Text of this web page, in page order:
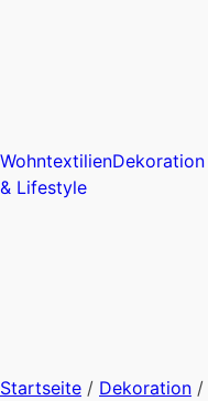
Wohntextilien
& Lifestyle
Dekoration
Startseite / Dekoration /